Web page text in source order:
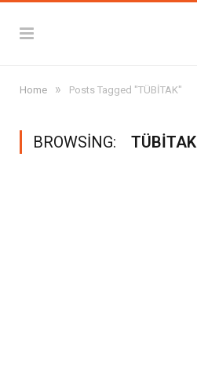
Home » Posts Tagged "TÜBİTAK"
BROWSING: TÜBİTAK